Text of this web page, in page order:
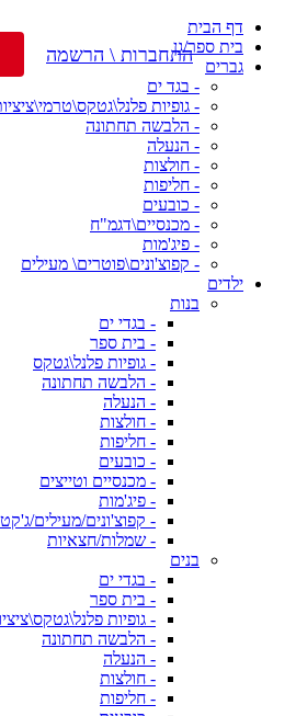
דף הבית
בית ספר/גן
גברים
- בגד ים
- גופיות
- הלבשה תחתונה
- הנעלה
- חולצות
- חליפות
- כובעים
- מכנסיים\דגמ"ח
- פיג'מות
- קפוצ'ונים\פוטרים\ מעילים
ילדים
בנות
- בגדי ים
- בית ספר
- גופיות פלנל\גטקס
- הלבשה תחתונה
- הנעלה
- חולצות
- חליפות
- כובעים
- מכנסיים וטייצים
- פיג'מות
- קפוצ'ונים/מעילים/
- שמלות/חצאיות
בנים
- בגדי ים
- בית ספר
- גופיות
- הלבשה תחתונה
- הנעלה
- חולצות
- חליפות
התחברות \ הרשמה